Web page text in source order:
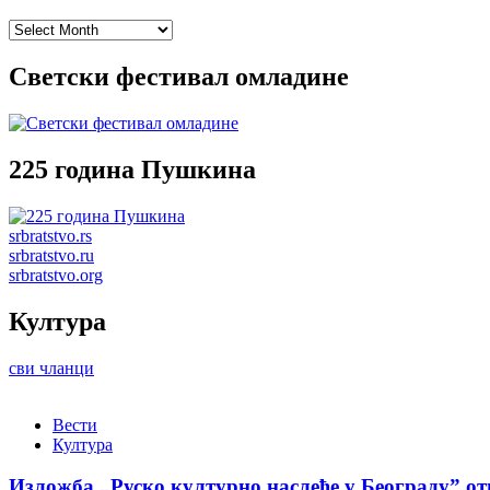
Archives
Светски фестивал омладине
225 година Пушкина
srbratstvo.rs
srbratstvo.ru
srbratstvo.org
Култура
сви чланци
Вести
Култура